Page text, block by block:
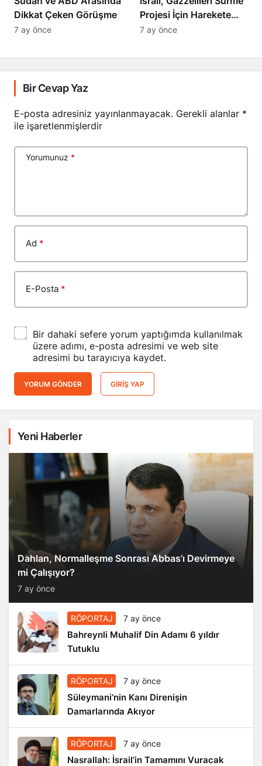
Dikkat Çeken Görüşme
7 ay önce
Projesi İçin Harekete
Geçti
7 ay önce
Bir Cevap Yaz
E-posta adresiniz yayınlanmayacak. Gerekli alanlar *
ile işaretlenmişlerdir
Yorumunuz *
Ad *
E-Posta *
Bir dahaki sefere yorum yaptığımda kullanılmak
üzere adımı, e-posta adresimi ve web site
adresimi bu tarayıcıya kaydet.
YORUM GÖNDER GIRIŞ YAP
Yeni Haberler
Dahlan, Normalleşme Sonrası Abbas’ı Devirmeye
mi Çalışıyor?
7 ay önce
RÖPORTAJ 7 ay önce
Bahreynli Muhalif Din Adamı 6 yıldır
Tutuklu
RÖPORTAJ 7 ay önce
Süleymani’nin Kanı Direnişin
Damarlarında Akıyor
RÖPORTAJ 7 ay önce
Nasrallah: İsrail’in Tamamını Vuracak